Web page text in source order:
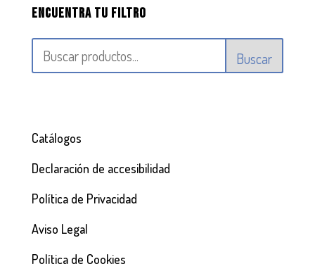
Encuentra tu filtro
Buscar
Catálogos
Declaración de accesibilidad
Política de Privacidad
Aviso Legal
Política de Cookies